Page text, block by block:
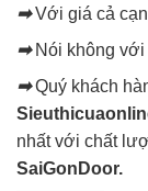
➡Với giá cả
➡Nói không với
➡Quý khách
nhất với chất
SaiGonDoor.